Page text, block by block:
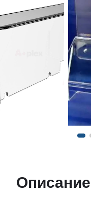
Описание